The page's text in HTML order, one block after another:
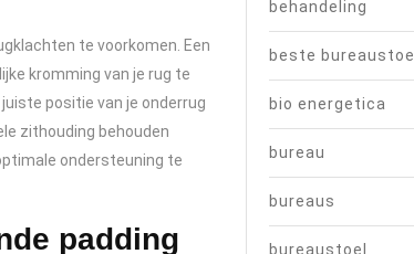
te voorkomen. Een
kromming van je rug te
positie van je onderrug
zithouding behouden
ondersteuning te
padding
behandeling
beste bureaustoel
bio energetica
bureau
bureaus
bureaustoel